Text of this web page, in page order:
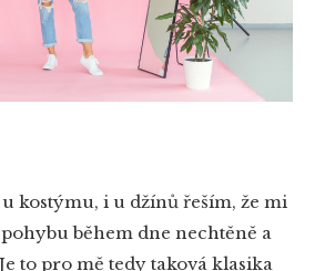
kostýmu, i u džínů řeším, že mi
během dne nechtěně a
to pro mě tedy taková klasika